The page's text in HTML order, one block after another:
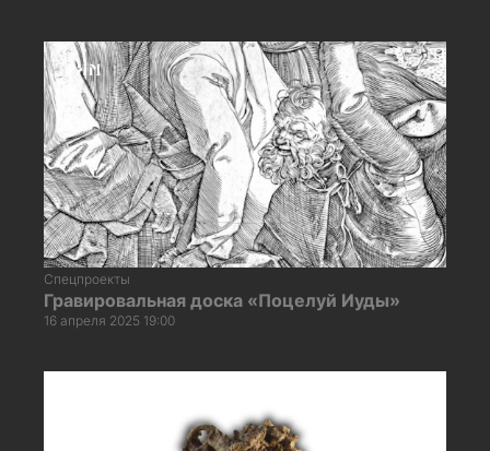
Спецпроекты
Гравировальная доска «Поцелуй Иуды»
16 апреля 2025 19:00